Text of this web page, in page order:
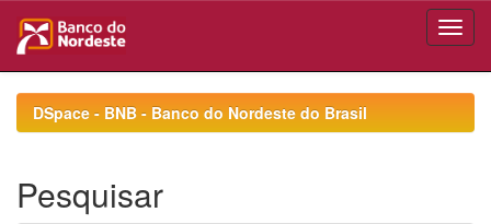
navigationDSpace - BNB - Banco do Nordeste do Brasil
Pesquisar